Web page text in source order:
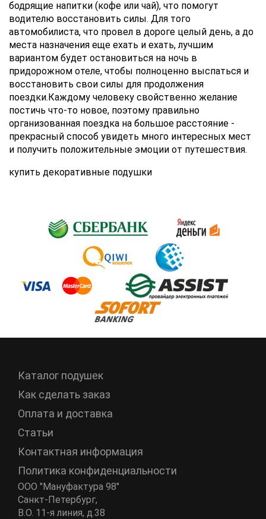
бодрящие напитки (кофе или чай), что помогут
водителю восстановить силы. Для того
автомобилиста, что провел в дороге целый день, а до
места назначения еще ехать и ехать, лучшим
вариантом будет остановиться на ночь в
придорожном отеле, чтобы полноценно выспаться и
восстановить свои силы для продолжения
поездки.Каждому человеку свойственно желание
постичь что-то новое, поэтому правильно
организованная поездка на большое расстояние -
прекрасный способ увидеть много интересных мест
и получить положительные эмоции от путешествия.
купить декоративные подушки
Каталог подушек
Как сделать заказ
Оплата и доставка
Статьи
Контактная информация
Политика конфиденциальности
ООО "Мануфактура 98"
Санкт-Петербург,
В.О. 11-я линия, д.38